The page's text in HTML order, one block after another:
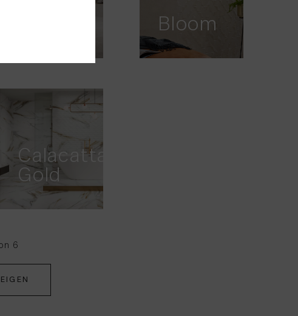
Bloom
Calacatta
Gold
6